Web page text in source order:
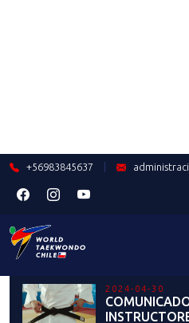
2023-11-13
TERCERA
NACIONAL
2023-11-06
IMPORTANTE
MEMBRESÍA